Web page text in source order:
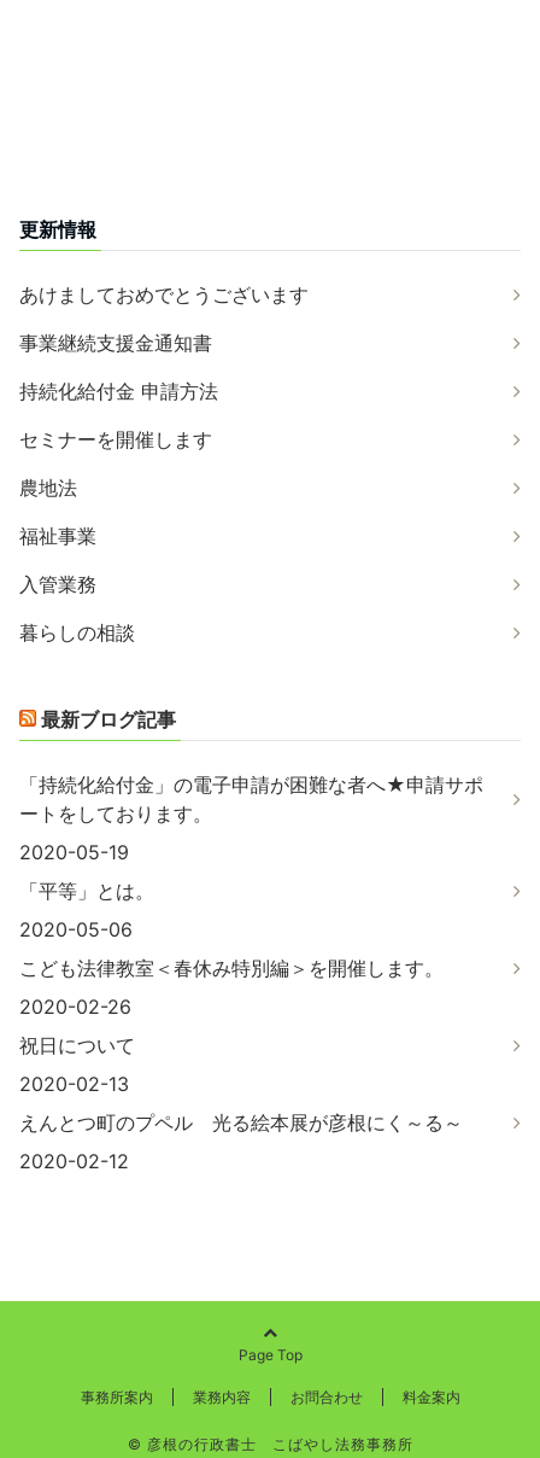
更新情報
あけましておめでとうございます
事業継続支援金通知書
持続化給付金 申請方法
セミナーを開催します
農地法
福祉事業
入管業務
暮らしの相談
最新ブログ記事
「持続化給付金」の電子申請が困難な者へ★申請サポ
ートをしております。
2020-05-19
「平等」とは。
2020-05-06
こども法律教室＜春休み特別編＞を開催します。
2020-02-26
祝日について
2020-02-13
えんとつ町のプペル 光る絵本展が彦根にく～る～
2020-02-12
Page Top
事務所案内 業務内容 お問合わせ 料金案内
© 彦根の行政書士 こばやし法務事務所